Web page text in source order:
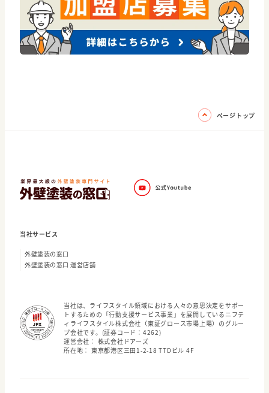
ページトップ
当社サービス
外壁塗装の窓口
外壁塗装の窓口 運営店舗
当社は、ライフスタイル領域における人々の意思決定をサポー
トするための「行動支援サービス事業」を展開しているニフテ
ィライフスタイル株式会社（東証グロース市場上場）のグルー
プ会社です。(証券コード：4262)
運営会社： 株式会社ドアーズ
所在地： 東京都港区三田1-2-18 TTDビル 4F